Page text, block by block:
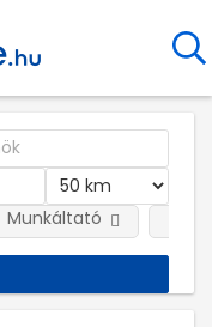
Munkáltató